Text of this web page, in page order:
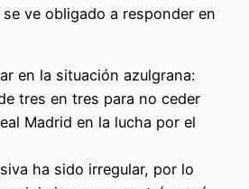
ve obligado a responder en
en la situación azulgrana:
tres en tres para no ceder
Madrid en la lucha por el
ha sido irregular, por lo